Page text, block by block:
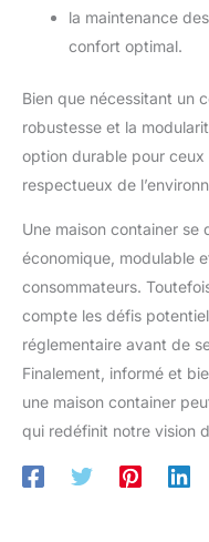
la maintenance
confort optimal.
Bien que nécessitant un
robustesse et la
option durable pour ceux
respectueux de
Une maison container se
économique, modulable
consommateurs.
compte les défis
réglementaire avant de
Finalement, informé et
une maison container
qui redéfinit notre vision